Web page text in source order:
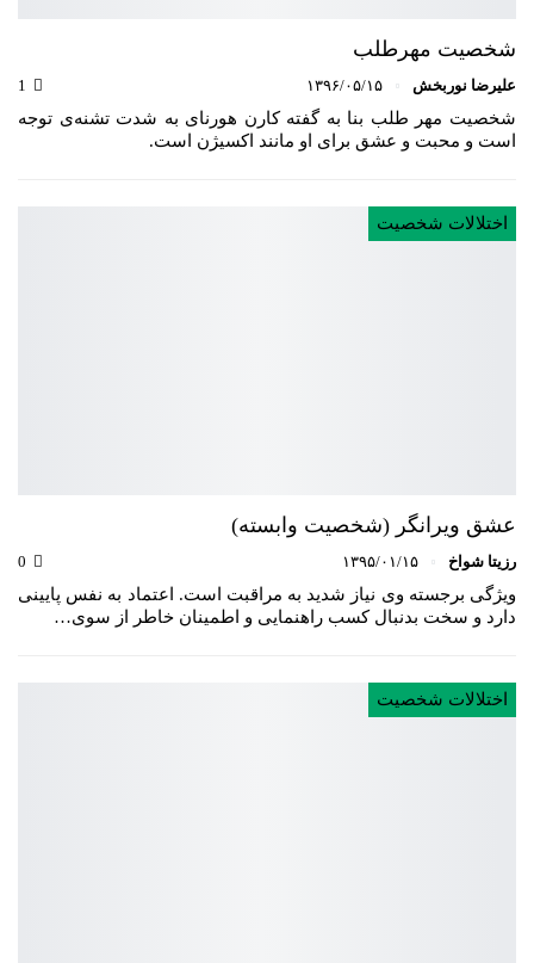
شخصیت مهرطلب
علیرضا نوربخش ۱۳۹۶/۰۵/۱۵
شخصیت مهر طلب بنا به گفته کارن هورنای به شدت تشنه‌ی توجه
است و محبت و عشق برای او مانند اکسیژن است.
اختلالات شخصیت
عشق ویرانگر (شخصیت وابسته)
رزیتا شواخ ۱۳۹۵/۰۱/۱۵
ویژگی برجسته وی نیاز شدید به مراقبت است. اعتماد به نفس پایینی
دارد و سخت بدنبال کسب راهنمایی و اطمینان خاطر از سوی…
اختلالات شخصیت